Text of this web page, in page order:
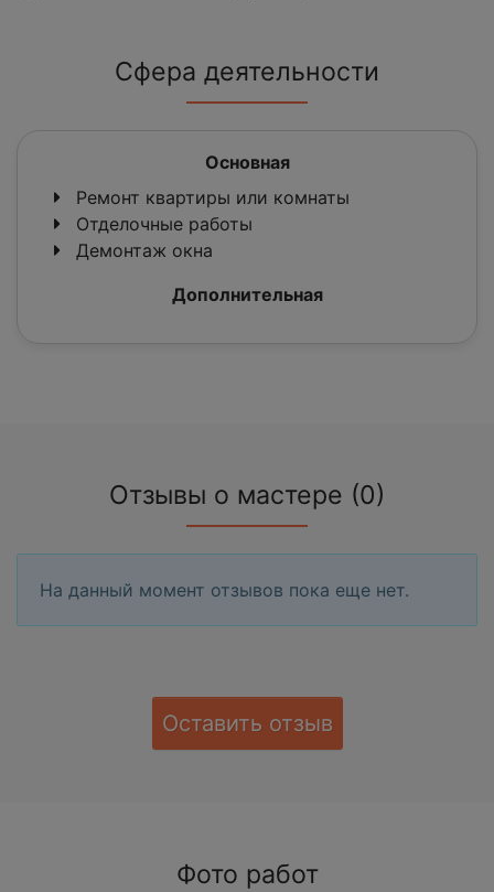
Сфера деятельности
Основная
Ремонт квартиры или комнаты
Отделочные работы
Демонтаж окна
Дополнительная
Отзывы о мастере (0)
На данный момент отзывов пока еще нет.
Оставить отзыв
Фото работ